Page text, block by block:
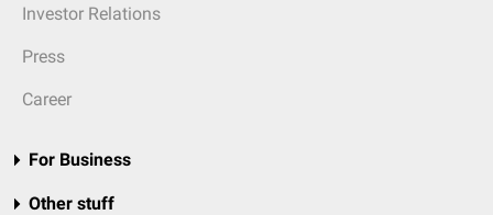
Investor Relations
Press
Career
For Business
Other stuff